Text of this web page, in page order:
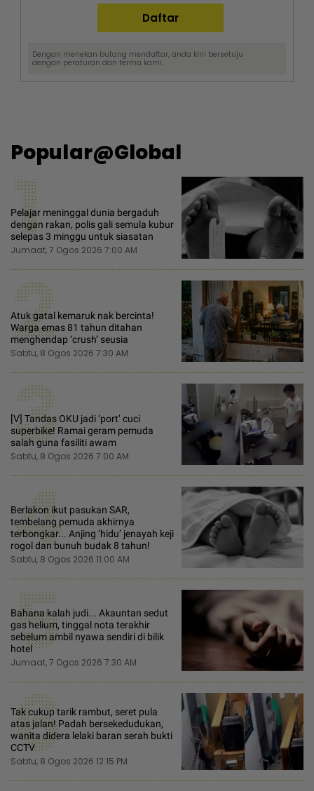
Dengan menekan butang mendaftar, anda kini bersetuju
dengan peraturan dan terma kami.
Popular@Global
1
Pelajar meninggal dunia bergaduh
dengan rakan, polis gali semula kubur
selepas 3 minggu untuk siasatan
Jumaat, 7 Ogos 2026 7:00 AM
2
Atuk gatal kemaruk nak bercinta!
Warga emas 81 tahun ditahan
menghendap ‘crush’ seusia
Sabtu, 8 Ogos 2026 7:30 AM
3
[V] Tandas OKU jadi ‘port’ cuci
superbike! Ramai geram pemuda
salah guna fasiliti awam
Sabtu, 8 Ogos 2026 7:00 AM
4
Berlakon ikut pasukan SAR,
tembelang pemuda akhirnya
terbongkar... Anjing ‘hidu’ jenayah keji
rogol dan bunuh budak 8 tahun!
Sabtu, 8 Ogos 2026 11:00 AM
5
Bahana kalah judi... Akauntan sedut
gas helium, tinggal nota terakhir
sebelum ambil nyawa sendiri di bilik
hotel
Jumaat, 7 Ogos 2026 7:30 AM
6
Tak cukup tarik rambut, seret pula
atas jalan! Padah bersekedudukan,
wanita didera lelaki baran serah bukti
CCTV
Sabtu, 8 Ogos 2026 12:15 PM